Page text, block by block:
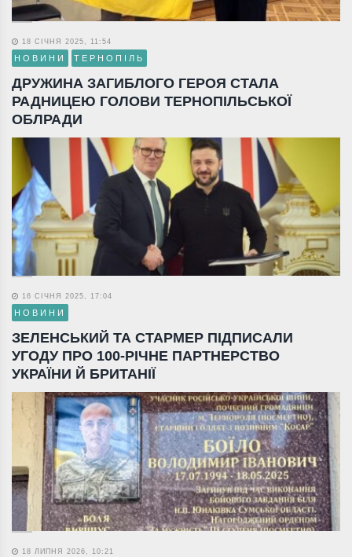
18 СІЧНЯ 2025, 11:54
НОВИНИ ТЕРНОПІЛЬ
ДРУЖИНА ЗАГИБЛОГО ГЕРОЯ СТАЛА
РАДНИЦЕЮ ГОЛОВИ ТЕРНОПІЛЬСЬКОЇ
ОБЛРАДИ
16 СІЧНЯ 2025, 17:04
НОВИНИ
ЗЕЛЕНСЬКИЙ ТА СТАРМЕР ПІДПИСАЛИ
УГОДУ ПРО 100-РІЧНЕ ПАРТНЕРСТВО
УКРАЇНИ Й БРИТАНІЇ
18 ЛИПНЯ 2026, 10:21